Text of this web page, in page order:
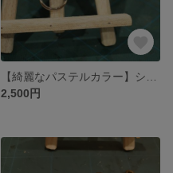
2,500円